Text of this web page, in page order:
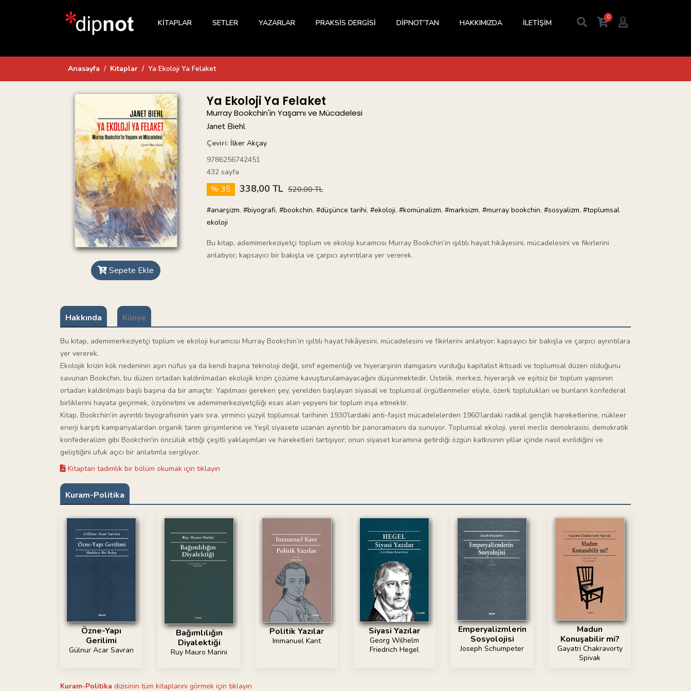
KİTAPLAR SETLER YAZARLAR PRAKSİS DERGİSİ DİPNOT'TAN HAKKIMIZDA İLETİŞİM
0
Anasayfa Kitaplar Ya Ekoloji Ya Felaket
Sepete Ekle
Ya Ekoloji Ya Felaket
Murray Bookchin'in Yaşamı ve Mücadelesi
Janet Biehl
Çeviri: İlker Akçay
9786256742451
432 sayfa
% 35 338,00 TL 520,00 TL
#anarşizm, #biyografi, #bookchin, #düşünce tarihi, #ekoloji, #komünalizm, #marksizm, #murray bookchin, #sosyalizm, #toplumsal
ekoloji
Bu kitap, ademimerkeziyetçi toplum ve ekoloji kuramcısı Murray Bookchin’in ışıltılı hayat hikâyesini, mücadelesini ve fikirlerini
anlatıyor; kapsayıcı bir bakışla ve çarpıcı ayrıntılara yer vererek.
Hakkında Künye
Bu kitap, ademimerkeziyetçi toplum ve ekoloji kuramcısı Murray Bookchin’in ışıltılı hayat hikâyesini, mücadelesini ve fikirlerini anlatıyor; kapsayıcı bir bakışla ve çarpıcı ayrıntılara
yer vererek.
Ekolojik krizin kök nedeninin aşırı nüfus ya da kendi başına teknoloji değil, sınıf egemenliği ve hiyerarşinin damgasını vurduğu kapitalist iktisadi ve toplumsal düzen olduğunu
savunan Bookchin, bu düzen ortadan kaldırılmadan ekolojik krizin çözüme kavuşturulamayacağını düşünmektedir. Üstelik, merkezi, hiyerarşik ve eşitsiz bir toplum yapısının
ortadan kaldırılması başlı başına da bir amaçtır. Yapılması gereken şey, yerelden başlayan siyasal ve toplumsal örgütlenmeler eliyle, özerk toplulukları ve bunların konfederal
birliklerini hayata geçirmek, özyönetimi ve ademimerkeziyetçiliği esas alan yepyeni bir toplum inşa etmektir.
Kitap, Bookchin’in ayrıntılı biyografisinin yanı sıra, yirminci yüzyıl toplumsal tarihinin 1930’lardaki anti-faşist mücadelelerden 1960’lardaki radikal gençlik hareketlerine, nükleer
enerji karşıtı kampanyalardan organik tarım girişimlerine ve Yeşil siyasete uzanan ayrıntılı bir panoramasını da sunuyor. Toplumsal ekoloji, yerel meclis demokrasisi, demokratik
konfederalizm gibi Bookchin'in öncülük ettiği çeşitli yaklaşımları ve hareketleri tartışıyor; onun siyaset kuramına getirdiği özgün katkısının yıllar içinde nasıl evrildiğini ve
geliştiğini ufuk açıcı bir anlatımla sergiliyor.
Kitaptan tadımlık bir bölüm okumak için tıklayın
Kuram-Politika
Özne-Yapı
Gerilimi
Gülnur Acar Savran
Bağımlılığın
Diyalektiği
Ruy Mauro Marini
Politik Yazılar
Immanuel Kant
Siyasi Yazılar
Georg Wilhelm
Friedrich Hegel
Emperyalizmlerin
Sosyolojisi
Joseph Schumpeter
Madun
Konuşabilir mi?
Gayatri Chakravorty
Spivak
Kuram-Politika dizisinin tüm kitaplarını görmek için tıklayın